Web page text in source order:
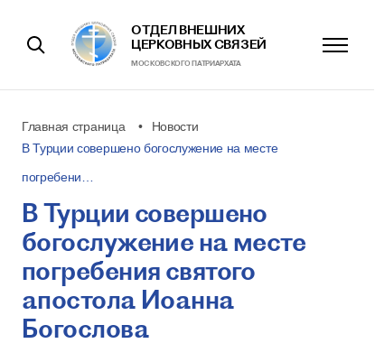
ОТДЕЛ ВНЕШНИХ
ЦЕРКОВНЫХ СВЯЗЕЙ
МОСКОВСКОГО ПАТРИАРХАТА
Главная страница
Новости
В Турции совершено богослужение на месте
погребени…
В Турции совершено
богослужение на месте
погребения святого
апостола Иоанна
Богослова